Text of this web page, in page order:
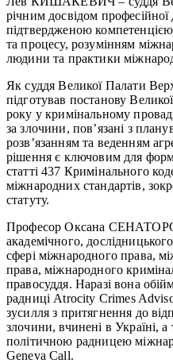
річним досвідом професійної
підтвердженою
та процесу, розумінням
людини та практики
Як суддя Великої Палати
підготував постанову
року у кримінальному
за злочини, пов’язані з
розв’язанням та веденням
рішення є ключовим для
статті 437 Кримінального
міжнародних стандартів,
статуту.
Професор Оксана
академічного,
сфері міжнародного права,
права, міжнародного
правосуддя. Наразі вона
радниці Atrocity Crimes
зусилля з притягнення до
злочини, вчинені в Україні,
політичною радницею
Geneva Call.